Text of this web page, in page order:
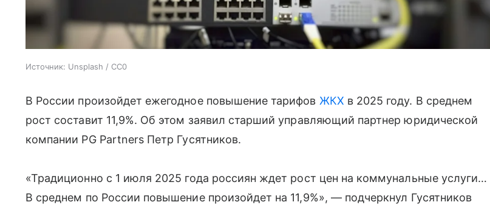
Источник: Unsplash / CC0
В России произойдет ежегодное повышение тарифов ЖКХ в 2025 году. В среднем
рост составит 11,9%. Об этом заявил старший управляющий партнер юридической
компании PG Partners Петр Гусятников.
«Традиционно с 1 июля 2025 года россиян ждет рост цен на коммунальные услуги…
В среднем по России повышение произойдет на 11,9%», — подчеркнул Гусятников